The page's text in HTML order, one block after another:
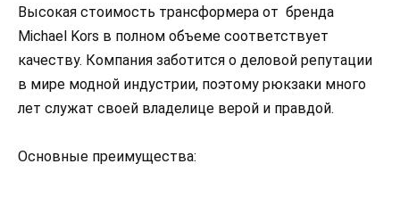
Высокая стоимость трансформера от бренда
Michael Kors в полном объеме соответствует
качеству. Компания заботится о деловой репутации
в мире модной индустрии, поэтому рюкзаки много
лет служат своей владелице верой и правдой.
Основные преимущества: